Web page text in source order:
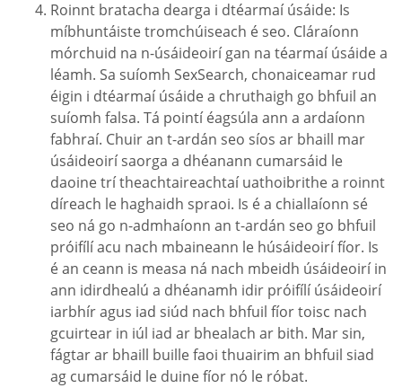
Roinnt bratacha dearga i dtéarmaí úsáide: Is
míbhuntáiste tromchúiseach é seo. Cláraíonn
mórchuid na n-úsáideoirí gan na téarmaí úsáide a
léamh. Sa suíomh SexSearch, chonaiceamar rud
éigin i dtéarmaí úsáide a chruthaigh go bhfuil an
suíomh falsa. Tá pointí éagsúla ann a ardaíonn
fabhraí. Chuir an t-ardán seo síos ar bhaill mar
úsáideoirí saorga a dhéanann cumarsáid le
daoine trí theachtaireachtaí uathoibrithe a roinnt
díreach le haghaidh spraoi. Is é a chiallaíonn sé
seo ná go n-admhaíonn an t-ardán seo go bhfuil
próifílí acu nach mbaineann le húsáideoirí fíor. Is
é an ceann is measa ná nach mbeidh úsáideoirí in
ann idirdhealú a dhéanamh idir próifílí úsáideoirí
iarbhír agus iad siúd nach bhfuil fíor toisc nach
gcuirtear in iúl iad ar bhealach ar bith. Mar sin,
fágtar ar bhaill buille faoi thuairim an bhfuil siad
ag cumarsáid le duine fíor nó le róbat.